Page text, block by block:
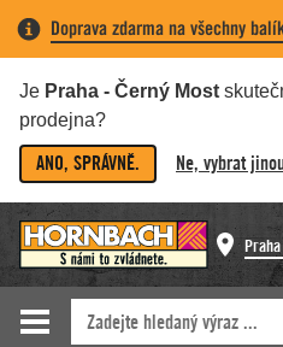
Doprava zdarma na všechny
Je Praha - Černý Most
prodejna?
ANO, SPRÁVNĚ. Ne, vybrat